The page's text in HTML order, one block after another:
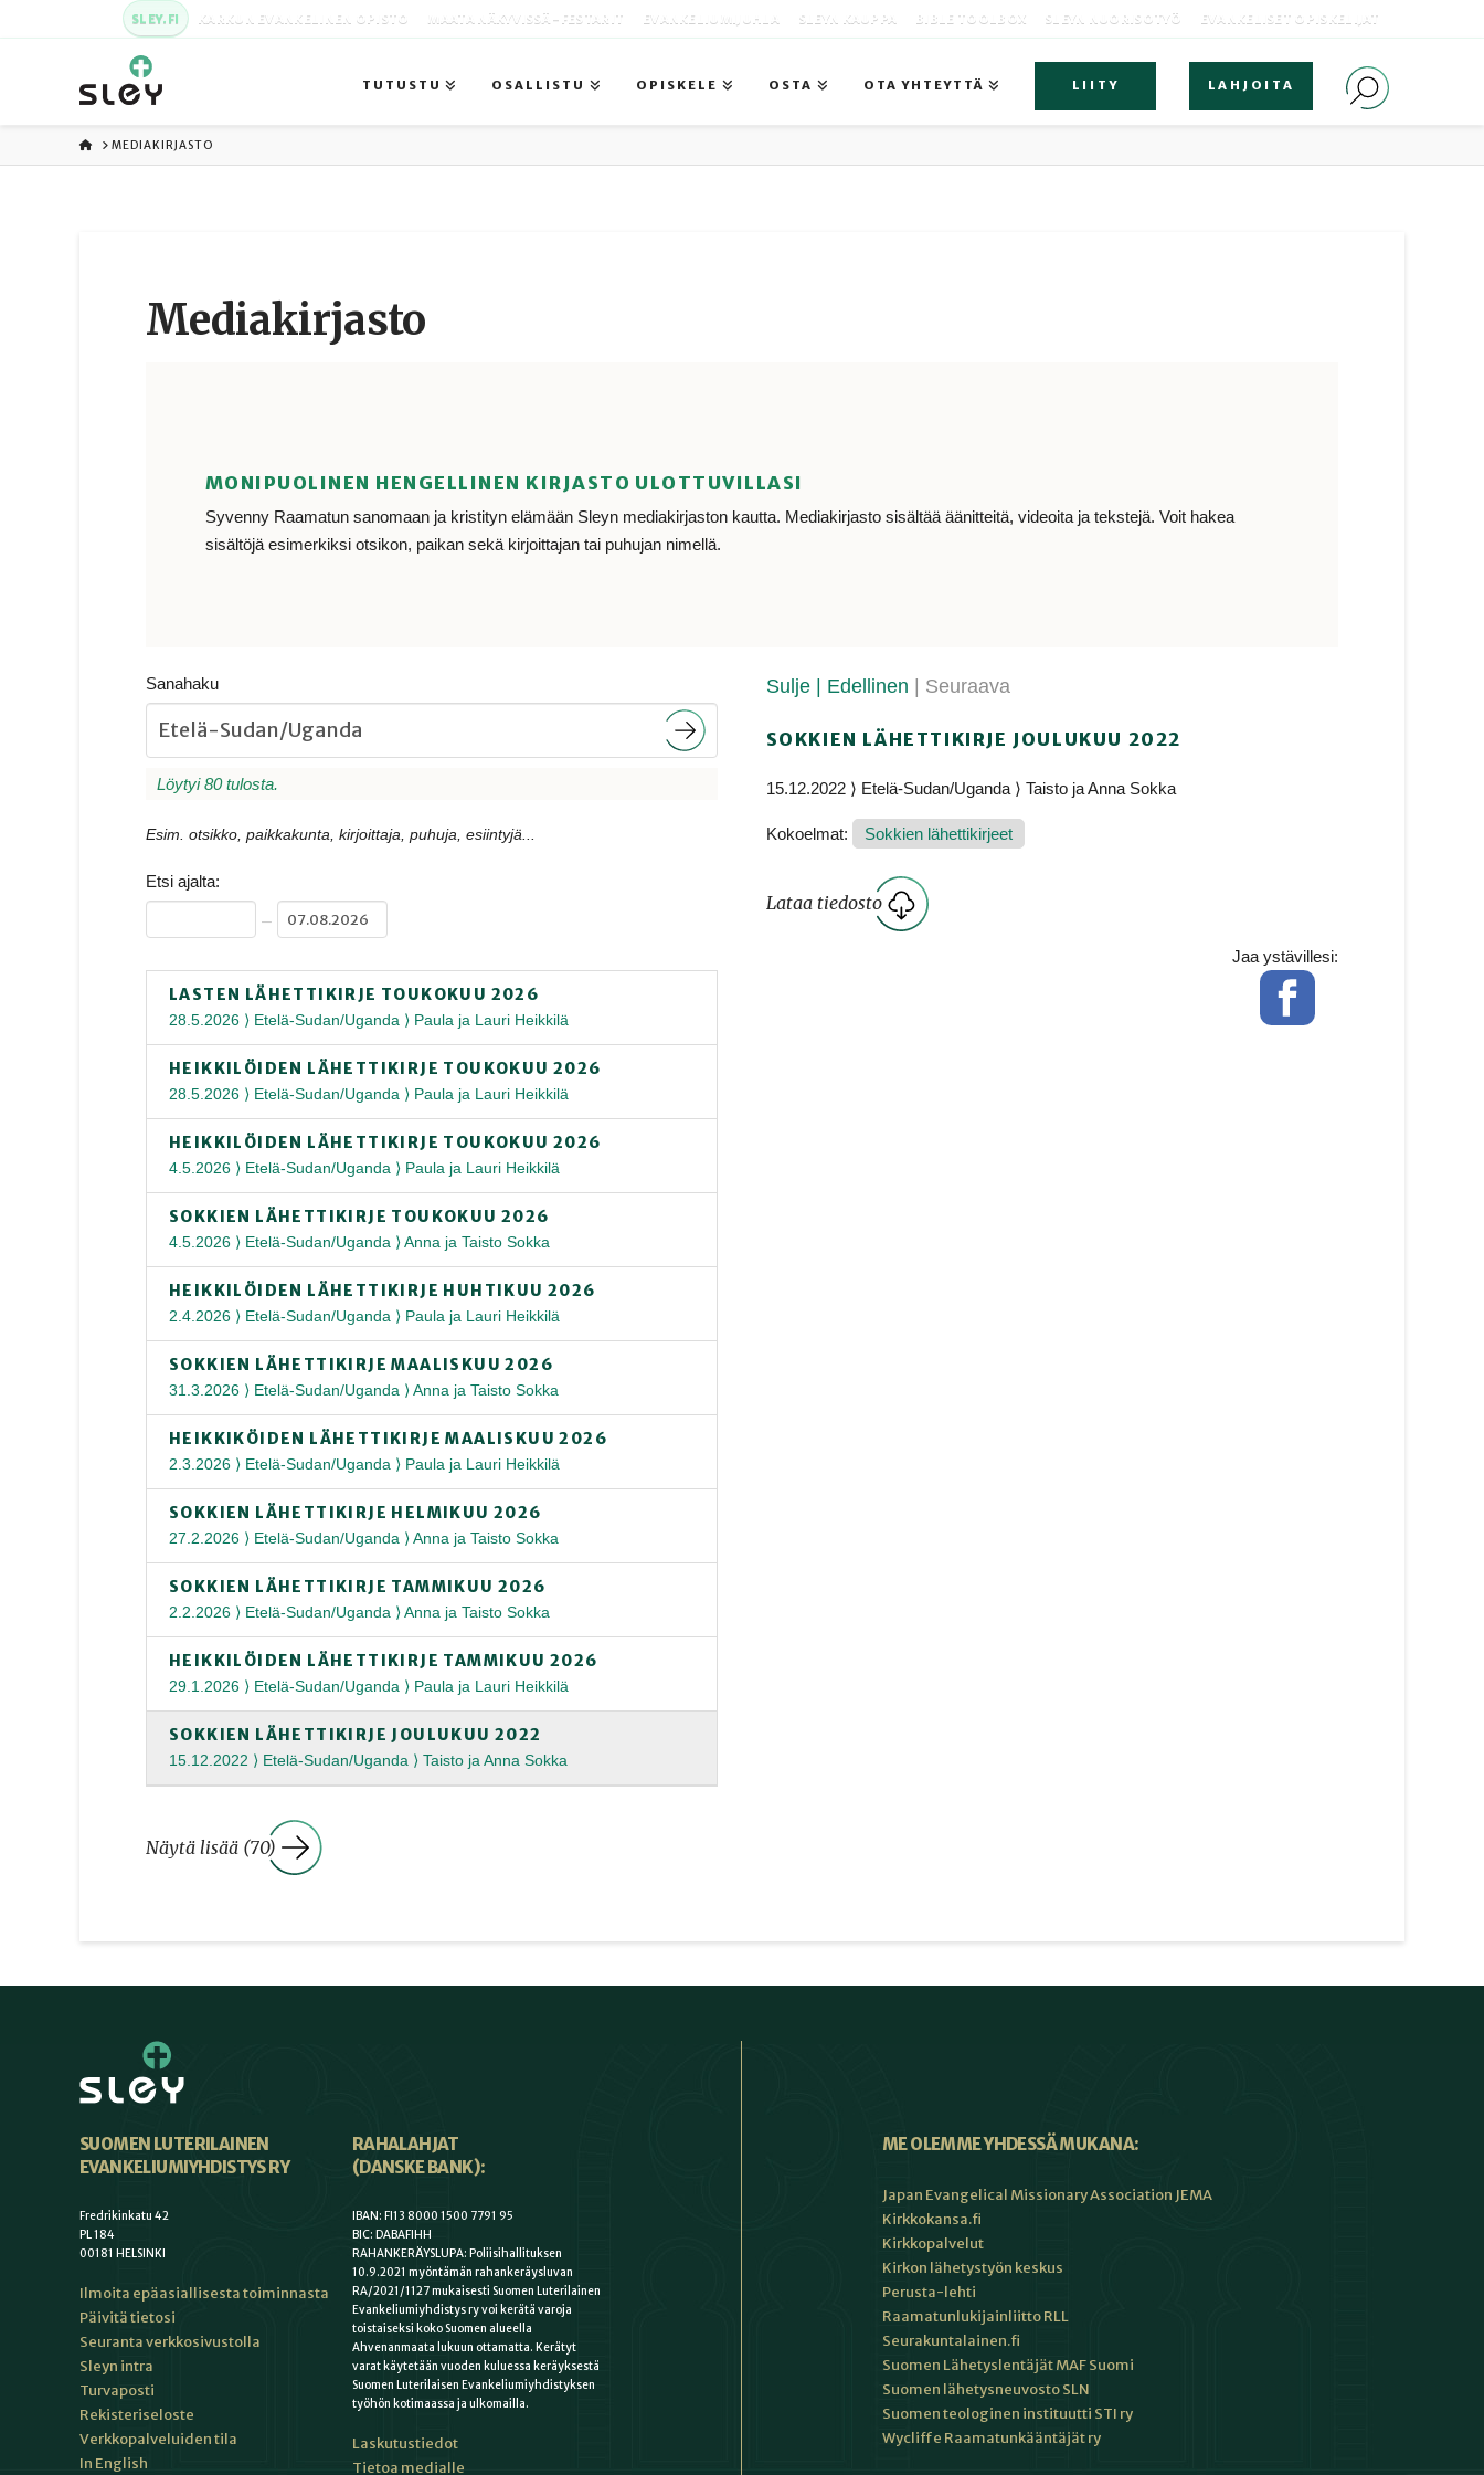
SLEY.FI KARKUN EVANKELINEN OPISTO MAATA NÄKYVISSÄ -FESTARIT EVANKELIUMIJUHLA SLEYN KAUPPA BIBLE TOOLBOX SLEYN NUORISOTYÖ EVANKELISET OPISKELIJAT
TUTUSTU OSALLISTU OPISKELE OSTA OTA YHTEYTTÄ LIITY LAHJOITA
ETUSIVU
MEDIAKIRJASTO
Media­kirjasto
MONIPUOLINEN HENGELLINEN KIRJASTO ULOTTUVILLASI
Syvenny Raamatun sanomaan ja kristityn elämään Sleyn mediakirjaston kautta. Mediakirjasto sisältää äänitteitä, videoita ja tekstejä. Voit hakea
sisältöjä esimerkiksi otsikon, paikan sekä kirjoittajan tai puhujan nimellä.
Sanahaku
Löytyi 80 tulosta.
Esim. otsikko, paikkakunta, kirjoittaja, puhuja, esiintyjä...
Etsi ajalta:
–
LASTEN LÄHETTIKIRJE TOUKOKUU 2026
28.5.2026 ⟩ Etelä-Sudan/Uganda ⟩ Paula ja Lauri Heikkilä
HEIKKILÖIDEN LÄHETTIKIRJE TOUKOKUU 2026
28.5.2026 ⟩ Etelä-Sudan/Uganda ⟩ Paula ja Lauri Heikkilä
HEIKKILÖIDEN LÄHETTIKIRJE TOUKOKUU 2026
4.5.2026 ⟩ Etelä-Sudan/Uganda ⟩ Paula ja Lauri Heikkilä
SOKKIEN LÄHETTIKIRJE TOUKOKUU 2026
4.5.2026 ⟩ Etelä-Sudan/Uganda ⟩ Anna ja Taisto Sokka
HEIKKILÖIDEN LÄHETTIKIRJE HUHTIKUU 2026
2.4.2026 ⟩ Etelä-Sudan/Uganda ⟩ Paula ja Lauri Heikkilä
SOKKIEN LÄHETTIKIRJE MAALISKUU 2026
31.3.2026 ⟩ Etelä-Sudan/Uganda ⟩ Anna ja Taisto Sokka
HEIKKIKÖIDEN LÄHETTIKIRJE MAALISKUU 2026
2.3.2026 ⟩ Etelä-Sudan/Uganda ⟩ Paula ja Lauri Heikkilä
SOKKIEN LÄHETTIKIRJE HELMIKUU 2026
27.2.2026 ⟩ Etelä-Sudan/Uganda ⟩ Anna ja Taisto Sokka
SOKKIEN LÄHETTIKIRJE TAMMIKUU 2026
2.2.2026 ⟩ Etelä-Sudan/Uganda ⟩ Anna ja Taisto Sokka
HEIKKILÖIDEN LÄHETTIKIRJE TAMMIKUU 2026
29.1.2026 ⟩ Etelä-Sudan/Uganda ⟩ Paula ja Lauri Heikkilä
SOKKIEN LÄHETTIKIRJE JOULUKUU 2022
15.12.2022 ⟩ Etelä-Sudan/Uganda ⟩ Taisto ja Anna Sokka
Näytä lisää (70)
Sulje | Edellinen | Seuraava
SOKKIEN LÄHETTIKIRJE JOULUKUU 2022
15.12.2022 ⟩ Etelä-Sudan/Uganda ⟩ Taisto ja Anna Sokka
Kokoelmat: Sokkien lähettikirjeet
Lataa tiedosto
Jaa ystävillesi:
Facebook
SUOMEN LUTERILAINEN
EVANKELIUMIYHDISTYS RY
Fredrikinkatu 42
PL 184
00181 HELSINKI
Ilmoita epäasiallisesta toiminnasta
Päivitä tietosi
Seuranta verkkosivustolla
Sleyn intra
Turvaposti
Rekisteriseloste
Verkkopalveluiden tila
In English
RAHALAHJAT
(DANSKE BANK):
IBAN: FI13 8000 1500 7791 95
BIC: DABAFIHH
RAHANKERÄYSLUPA: Poliisihallituksen
10.9.2021 myöntämän rahankeräysluvan
RA/2021/1127 mukaisesti Suomen Luterilainen
Evankeliumiyhdistys ry voi kerätä varoja
toistaiseksi koko Suomen alueella
Ahvenanmaata lukuun ottamatta. Kerätyt
varat käytetään vuoden kuluessa keräyksestä
Suomen Luterilaisen Evankeliumiyhdistyksen
työhön kotimaassa ja ulkomailla.
Laskutustiedot
Tietoa medialle
ME OLEMME YHDESSÄ MUKANA:
Japan Evangelical Missionary Association JEMA
Kirkkokansa.fi
Kirkkopalvelut
Kirkon lähetystyön keskus
Perusta-lehti
Raamatunlukijainliitto RLL
Seurakuntalainen.fi
Suomen Lähetyslentäjät MAF Suomi
Suomen lähetysneuvosto SLN
Suomen teologinen instituutti STI ry
Wycliffe Raamatunkääntäjät ry